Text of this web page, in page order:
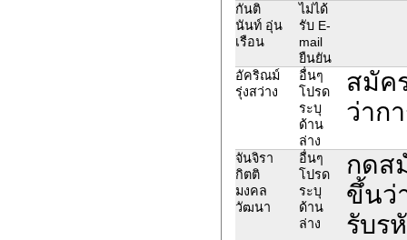
กันติ
นันท์ อุ่น
เรือน
ไม่ได้
รับ E-
mail
ยืนยัน
อัคริณม์
รุ่งสว่าง
อื่นๆ
โปรด
ระบุ
ด้าน
ล่าง
สมัค
ว่าก
จันจิรา
กิตติ
มงคล
วัฒนา
อื่นๆ
โปรด
ระบุ
ด้าน
ล่าง
กดส
ขึ้นว่
รับร